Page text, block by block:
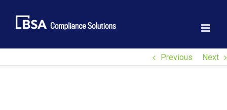
content
Previous Next